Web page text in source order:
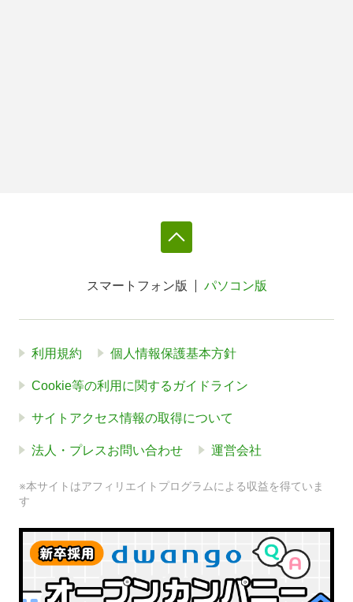
スマートフォン版 パソコン版
利用規約 個人情報保護基本方針
Cookie等の利用に関するガイドライン
サイトアクセス情報の取得について
法人・プレスお問い合わせ 運営会社
※本サイトはアフィリエイトプログラムによる収益を得ていま
す